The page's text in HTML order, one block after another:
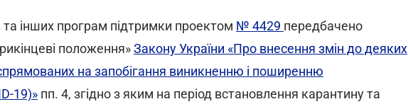
інших програм підтримки проектом № 4429 передбачено
положення»Закону України «Про внесення змін до деяких
на запобігання виникненню і поширенню
19)» пп. 4, згідно з яким на період встановлення карантину та